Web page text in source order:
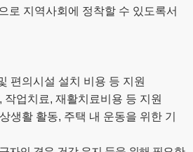
로 지역사회에 정착할 수 있도록서
편의시설 설치 비용 등 지원
, 작업치료, 재활치료비용 등 지원
생활 활동, 주택 내 운동을 위한 기